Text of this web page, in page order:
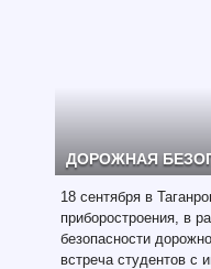
ДОРОЖНАЯ
18 сентября в
приборостроения, в
безопасности
встреча студентов с